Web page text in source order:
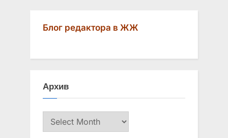
Блог редактора в ЖЖ
Архив
Архив